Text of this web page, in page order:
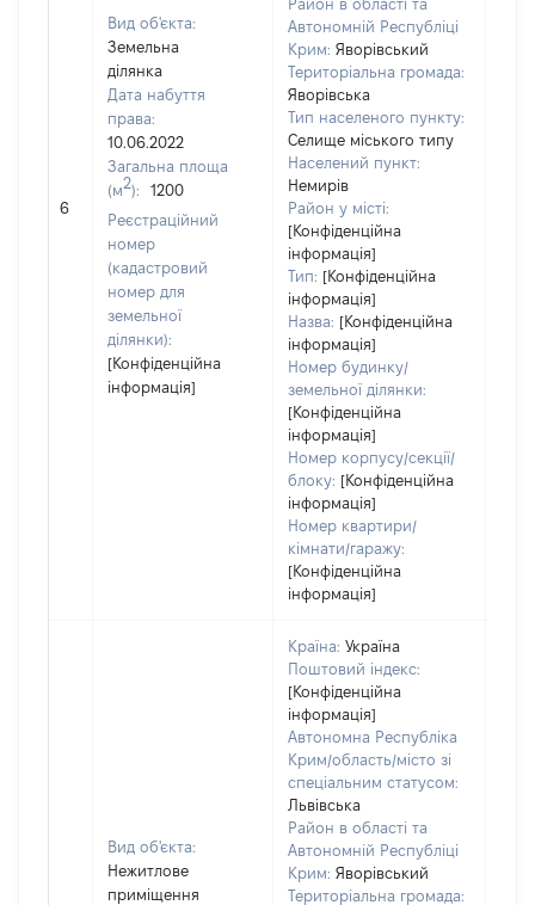
6
Вид об'єкта:
Земельна
ділянка
Дата набуття
права:
10.06.2022
Загальна площа
(м2):
1200
Реєстраційний
номер
(кадастровий
номер для
земельної
ділянки):
[Конфіденційна
інформація]
Район в області та
Автономній Республіці
Крим: Яворівський
Територіальна громада:
Яворівська
Тип населеного пункту:
Селище міського типу
Населений пункт:
Немирів
Район у місті:
[Конфіденційна
інформація]
Тип: [Конфіденційна
інформація]
Назва: [Конфіденційна
інформація]
Номер будинку/
земельної ділянки:
[Конфіденційна
інформація]
Номер корпусу/секції/
блоку: [Конфіденційна
інформація]
Номер квартири/
кімнати/гаражу:
[Конфіденційна
інформація]
Вид об'єкта:
Нежитлове
приміщення
Країна: Україна
Поштовий індекс:
[Конфіденційна
інформація]
Автономна Республіка
Крим/область/місто зі
спеціальним статусом:
Львівська
Район в області та
Автономній Республіці
Крим: Яворівський
Територіальна громада: